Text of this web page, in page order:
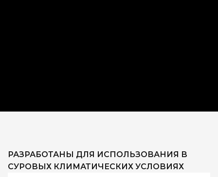
РАЗРАБОТАНЫ ДЛЯ ИСПОЛЬЗОВАНИЯ В
СУРОВЫХ КЛИМАТИЧЕСКИХ УСЛОВИЯХ